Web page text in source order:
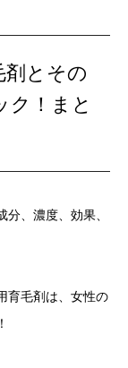
剤とその
ク！まと
、濃度、効果、
育毛剤は、女性の